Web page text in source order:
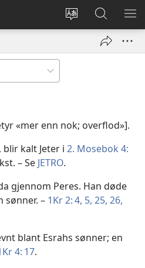
Endre
Logg
inn
vindu)
Søk
på
JW.ORG
VIS
«mer enn nok; overflod»].
blir kalt Jeter i 2. Mosebok 4:
– Se JETRO.
gjennom Peres. Han døde
sønner. – 1Kr 2: 4, 5, 25, 26,
blant Esrahs sønner; en
4: 17.